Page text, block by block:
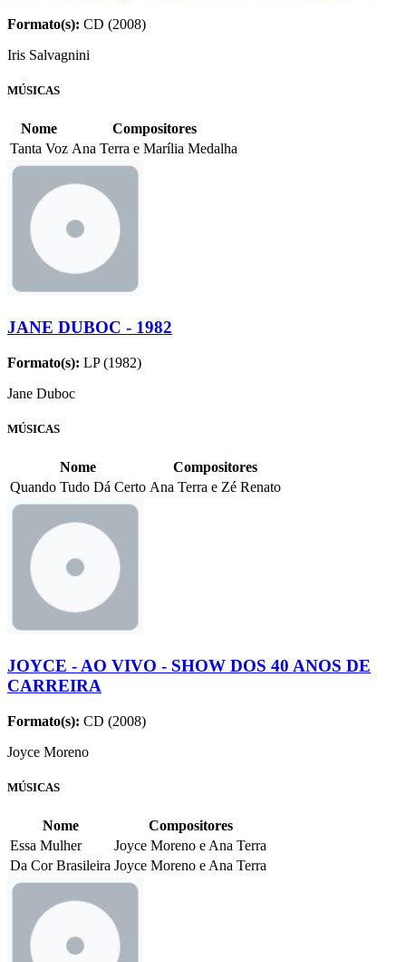
Formato(s): CD (2008)
Iris Salvagnini
MÚSICAS
Nome
Compositores
Tanta Voz Ana Terra e Marília Medalha
JANE DUBOC - 1982
Formato(s): LP (1982)
Jane Duboc
MÚSICAS
Nome
Compositores
Quando Tudo Dá Certo Ana Terra e Zé Renato
JOYCE - AO VIVO - SHOW DOS 40 ANOS DE
CARREIRA
Formato(s): CD (2008)
Joyce Moreno
MÚSICAS
Nome
Compositores
Essa Mulher
Joyce Moreno e Ana Terra
Da Cor Brasileira Joyce Moreno e Ana Terra